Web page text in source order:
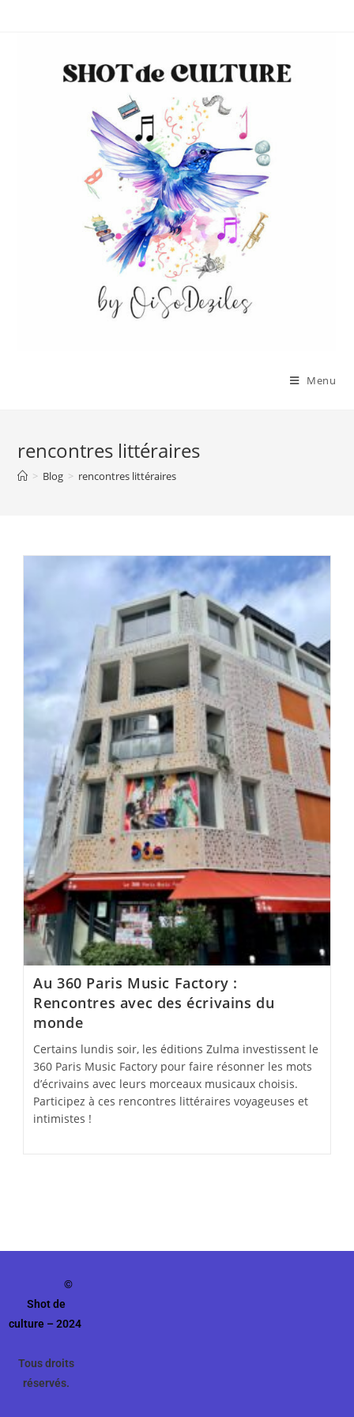
Menu
rencontres littéraires
> Blog > rencontres littéraires
Au 360 Paris Music Factory :
Rencontres avec des écrivains du
monde
Certains lundis soir, les éditions Zulma investissent le
360 Paris Music Factory pour faire résonner les mots
d’écrivains avec leurs morceaux musicaux choisis.
Participez à ces rencontres littéraires voyageuses et
intimistes !
©
Shot de
culture – 2024
Tous droits
réservés.